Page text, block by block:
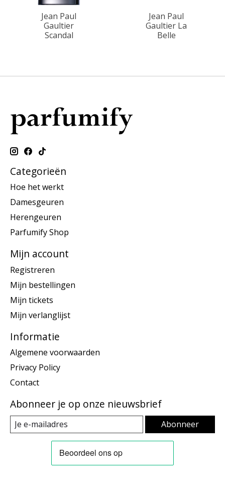
Jean Paul
Gaultier
Scandal
Jean Paul
Gaultier La
Belle
Categorieën
Hoe het werkt
Damesgeuren
Herengeuren
Parfumify Shop
Mijn account
Registreren
Mijn bestellingen
Mijn tickets
Mijn verlanglijst
Informatie
Algemene voorwaarden
Privacy Policy
Contact
Abonneer je op onze nieuwsbrief
Abonneer